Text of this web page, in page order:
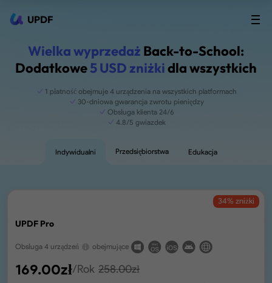
UPDF
Wielka wyprzedaż Back-to-School:
Dodatkowe5 USD zniżkidla wszystkich
1 płatność obejmuje 4 urządzenia na wszystkich platformach
30-dniowa gwarancja zwrotu pieniędzy
Obsługa klienta 24/6
4.8/5 gwiazdek
Indywidualni Przedsiębiorstwa Edukacja
UPDF Pro
34% zniżki
Obsługa 4 urządzeń obejmujące
169.00zł/Rok 258.00zł